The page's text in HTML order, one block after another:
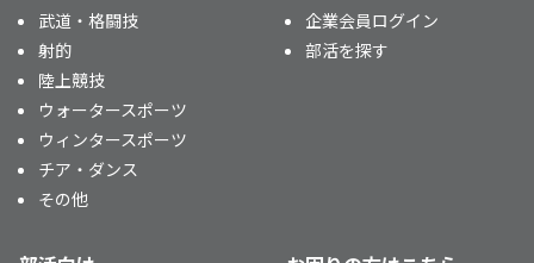
武道・格闘技
射的
陸上競技
ウォータースポーツ
ウィンタースポーツ
チア・ダンス
その他
企業会員ログイン
部活を探す